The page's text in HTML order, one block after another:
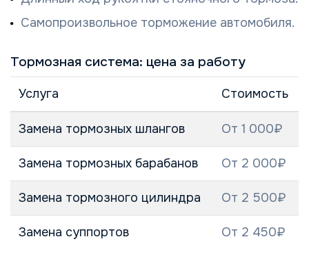
Самопроизвольное торможение автомобиля.
Тормозная система: цена за работу
Услуга Стоимость
Замена тормозных шлангов От 1 000₽
Замена тормозных барабанов От 2 000₽
Замена тормозного цилиндра От 2 500₽
Замена суппортов От 2 450₽